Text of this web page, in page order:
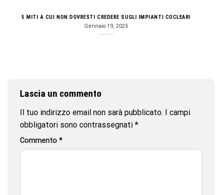
5 MITI A CUI NON DOVRESTI CREDERE SUGLI IMPIANTI COCLEARI
Gennaio 19, 2025
Lascia un commento
Il tuo indirizzo email non sarà pubblicato. I campi
obbligatori sono contrassegnati *
Commento *